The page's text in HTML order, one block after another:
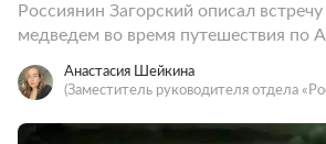
Россиянин Загорский описал
медведем во время путешествия по
Анастасия Шейкина
(Заместитель руководителя отдела